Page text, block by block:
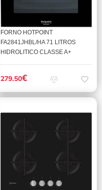
FORNO HOTPOINT
FA2841JHBL/HA 71 LITROS
HIDROLITICO CLASSE A+
279.50€